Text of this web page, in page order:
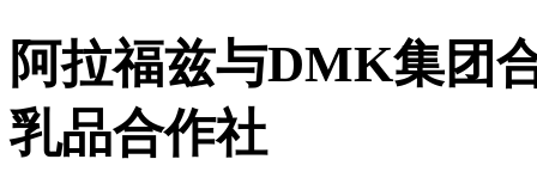
阿拉福兹与DMK集团
乳品合作社